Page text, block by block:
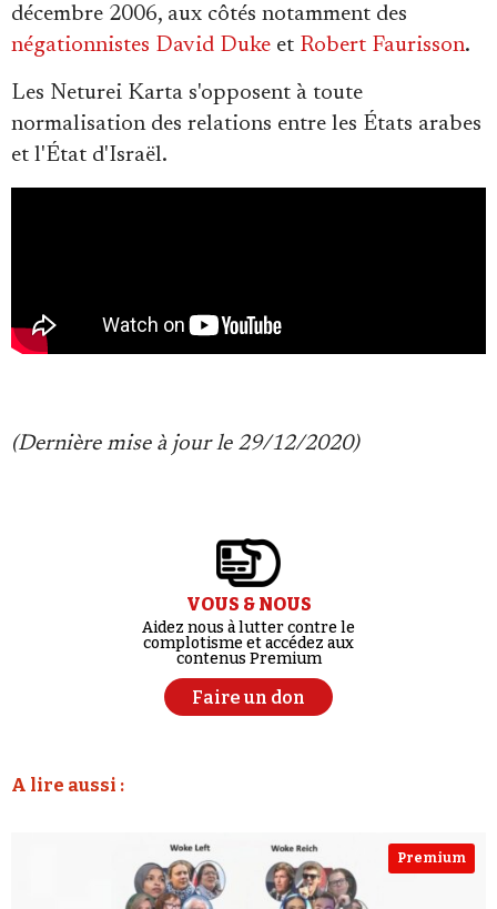
décembre 2006, aux côtés notamment des
négationnistes David Duke et Robert Faurisson.
Les Neturei Karta s'opposent à toute
normalisation des relations entre les États arabes
et l'État d'Israël.
(Dernière mise à jour le 29/12/2020)
VOUS & NOUS
Aidez nous à lutter contre le
complotisme et accédez aux
contenus Premium
Faire un don
A lire aussi :
Premium